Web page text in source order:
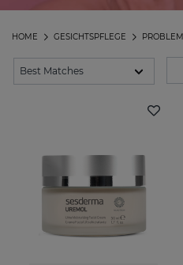
PROBLEM
GESICHTSPFLEGE
HOME